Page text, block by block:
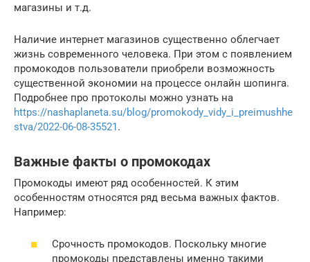
магазины и т.д.
Наличие интернет магазинов существенно облегчает
жизнь современного человека. При этом с появлением
промокодов пользователи приобрели возможность
существенной экономии на процессе онлайн шопинга.
Подробнее про протоколы можно узнать на
https://nashaplaneta.su/blog/promokody_vidy_i_preimushhe
stva/2022-06-08-35521.
Важные факты о промокодах
Промокоды имеют ряд особенностей. К этим
особенностям относятся ряд весьма важных фактов.
Например:
Срочность промокодов. Поскольку многие
промокоды представлены именно такими